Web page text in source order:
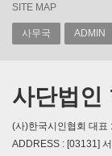
SITE MAP
사무국 ADMIN
사단법인
(사)한국시인협회 대표
ADDRESS : [03131]